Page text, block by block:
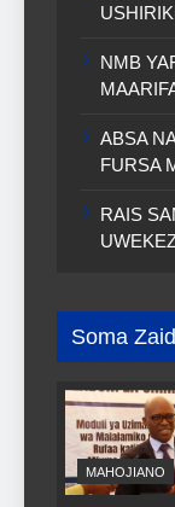
NMB
ABSA
FURSA
RAIS
Soma
MAHOJIANO